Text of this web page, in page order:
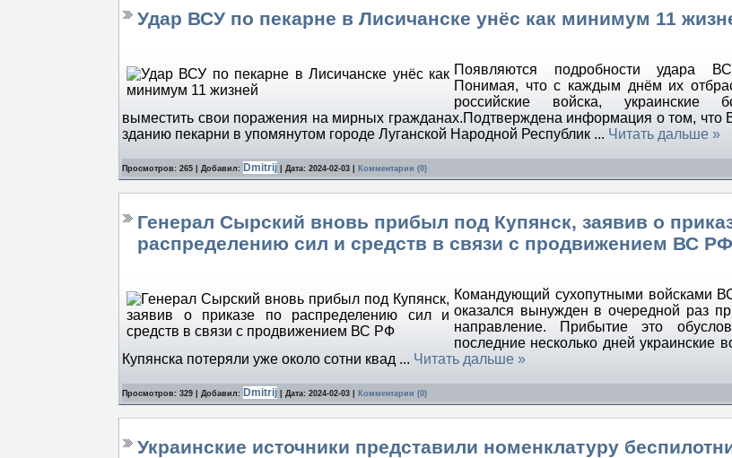
Удар ВСУ по пекарне в Лисичанске унёс как минимум 11
Появляются подробности удара
Понимая, что с каждым днём их
российские войска, украинские
выместить свои поражения на мирных гражданах.Подтверждена информация о том, что
зданию пекарни в упомянутом городе Луганской Народной Республик ... Читать дальше »
Просмотров: 265 | Добавил: Dmitrij | Дата: 2024-02-03 Комментарии (0)
Генерал Сырский вновь прибыл под Купянск, заявив о
распределению сил и средств в связи с продвижением ВС РФ
Командующий сухопутными войсками
оказался вынужден в очередной раз
направление. Прибытие это
последние несколько дней украинские
Купянска потеряли уже около сотни квад ... Читать дальше »
Просмотров: 329 | Добавил: Dmitrij | Дата: 2024-02-03 Комментарии (0)
Украинские источники представили номенклатуру